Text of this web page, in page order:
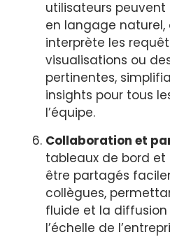
utilisateurs
en langage naturel,
interprète les
visualisations ou
pertinentes,
insights pour tous
l’équipe.
Collaboration et
tableaux de bord
être partagés
collègues,
fluide et la
l’échelle de